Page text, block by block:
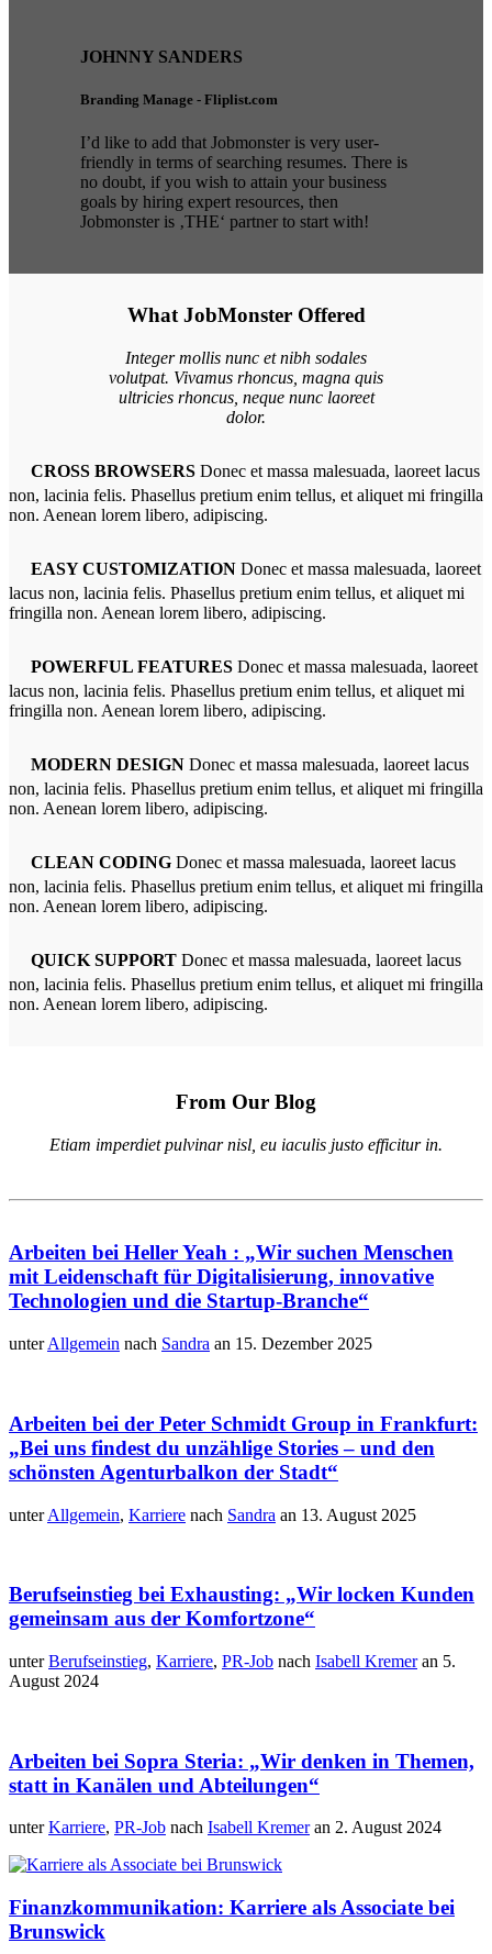
JOHNNY SANDERS
Branding Manage - Fliplist.com
I’d like to add that Jobmonster is very user-
friendly in terms of searching resumes. There is
no doubt, if you wish to attain your business
goals by hiring expert resources, then
Jobmonster is ‚THE‘ partner to start with!
What JobMonster Offered
Integer mollis nunc et nibh sodales
volutpat. Vivamus rhoncus, magna quis
ultricies rhoncus, neque nunc laoreet
dolor.
CROSS BROWSERS Donec et massa malesuada, laoreet lacus
non, lacinia felis. Phasellus pretium enim tellus, et aliquet mi fringilla
non. Aenean lorem libero, adipiscing.
EASY CUSTOMIZATION Donec et massa malesuada, laoreet
lacus non, lacinia felis. Phasellus pretium enim tellus, et aliquet mi
fringilla non. Aenean lorem libero, adipiscing.
POWERFUL FEATURES Donec et massa malesuada, laoreet
lacus non, lacinia felis. Phasellus pretium enim tellus, et aliquet mi
fringilla non. Aenean lorem libero, adipiscing.
MODERN DESIGN Donec et massa malesuada, laoreet lacus
non, lacinia felis. Phasellus pretium enim tellus, et aliquet mi fringilla
non. Aenean lorem libero, adipiscing.
CLEAN CODING Donec et massa malesuada, laoreet lacus
non, lacinia felis. Phasellus pretium enim tellus, et aliquet mi fringilla
non. Aenean lorem libero, adipiscing.
QUICK SUPPORT Donec et massa malesuada, laoreet lacus
non, lacinia felis. Phasellus pretium enim tellus, et aliquet mi fringilla
non. Aenean lorem libero, adipiscing.
From Our Blog
Etiam imperdiet pulvinar nisl, eu iaculis justo efficitur in.
Arbeiten bei Heller Yeah : „Wir suchen Menschen
mit Leidenschaft für Digitalisierung, innovative
Technologien und die Startup-Branche“
unterAllgemein nach Sandra an 15. Dezember 2025
Arbeiten bei der Peter Schmidt Group in Frankfurt:
„Bei uns findest du unzählige Stories – und den
schönsten Agenturbalkon der Stadt“
unterAllgemein, Karriere nach Sandra an 13. August 2025
Berufseinstieg bei Exhausting: „Wir locken Kunden
gemeinsam aus der Komfortzone“
unterBerufseinstieg, Karriere, PR-Job nach Isabell Kremeran 5.
August 2024
Arbeiten bei Sopra Steria: „Wir denken in Themen,
statt in Kanälen und Abteilungen“
unterKarriere, PR-Job nach Isabell Kremeran 2. August 2024
Finanzkommunikation: Karriere als Associate bei
Brunswick